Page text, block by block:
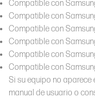
Compatible con
Compatible con
Compatible con
Compatible con
Compatible con
Compatible con
Si su equipo no aparece
manual de usuario o